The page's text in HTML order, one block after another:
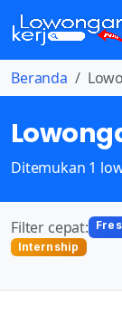
Beranda
Ditemukan 1
Filter cepat:
Internship